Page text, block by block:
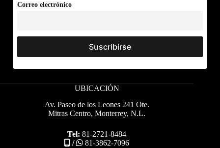
Correo electrónico
UBICACIÓN
Av. Paseo de los Leones 241 Ote.
Mitras Centro, Monterrey, N.L.
Tel: 81-2721-8484
/
81-3862-7096